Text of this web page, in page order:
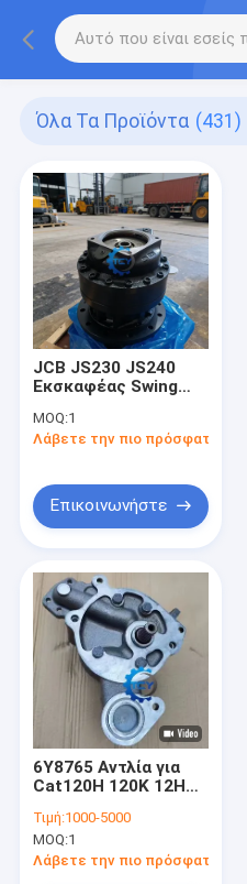
Όλα Τα Προϊόντα (431)
JCB JS230 JS240
Εκσκαφέας Swing
333/K3452
Μειωτήρας
MOQ:1
Λάβετε την πιο πρόσφατη τιμή
Επικοινωνήστε
6Y8765 Αντλία για
Cat120H 120K 12H
Τιμή:1000-5000
MOQ:1
Λάβετε την πιο πρόσφατη τιμή